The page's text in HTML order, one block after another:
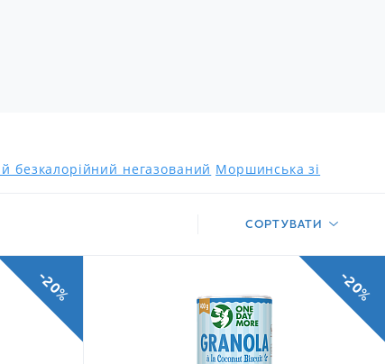
безкалорійний негазований Моршинська зі
СОРТУВАТИ
-20% -20%